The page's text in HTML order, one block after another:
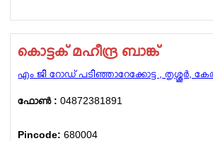
കൊട്ടക് മഹീന്ദ്ര ബാങ്ക്
എം ജി റോഡ് പടിഞ്ഞാറേക്കോട്ട , തൃശ്ശൂർ,
ഫോണ്‍ : 04872381891
Pincode: 680004